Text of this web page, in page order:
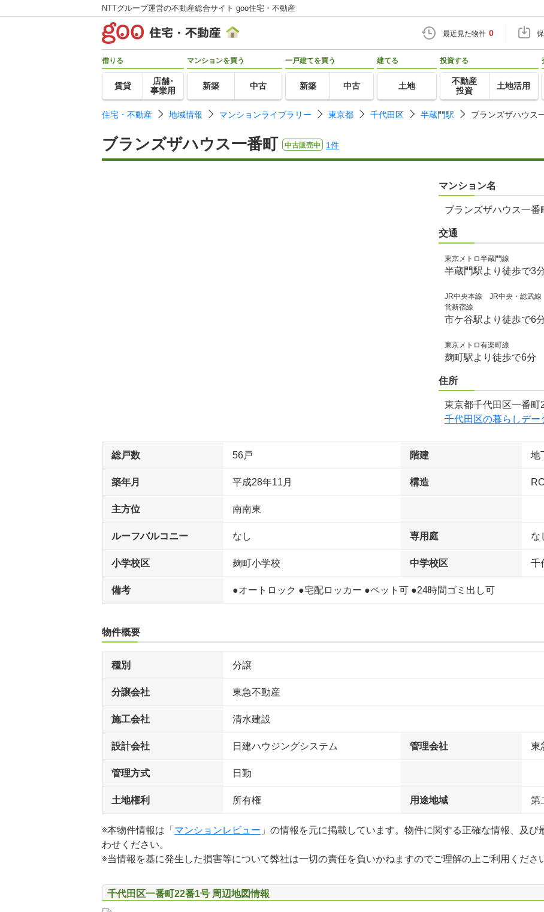
NTTグループ運営の不動産総合サイト goo住宅・不動産
最近見た物件 0
借りる
賃貸
店舗･
事業用
マンションを買う
新築 中古
一戸建てを買う
新築 中古
建てる
土地
投資する
不動産
投資
土地活用
住宅・不動産 地域情報 マンションライブラリー 東京都 千代田区 半蔵門駅 ブランズザハウス
ブランズザハウス一番町 中古販売中 1件
マンション名
ブランズザハウス一番
交通
東京メトロ半蔵門線
半蔵門駅より徒歩で3
JR中央本線 JR中央・総武
営新宿線
市ケ谷駅より徒歩で6
東京メトロ有楽町線
麹町駅より徒歩で6分
住所
東京都千代田区一番町
千代田区の暮らしデー
総戸数 56戸 階建 地
築年月 平成28年11月 構造
主方位 南南東
ルーフバルコニー なし 専用庭 な
小学校区 麹町小学校 中学校区 千
備考 ●オートロック ●宅配ロッカー ●ペット可 ●24時間ゴミ出し可
物件概要
種別 分譲
分譲会社 東急不動産
施工会社 清水建設
設計会社 日建ハウジングシステム 管理会社 東
管理方式 日勤
土地権利 所有権 用途地域 第
※本物件情報は「 マンションレビュー 」の情報を元に掲載しています。物件に関する正確な情報、及
わせください。
※当情報を基に発生した損害等について弊社は一切の責任を負いかねますのでご理解の上ご利用くださ
千代田区一番町22番1号 周辺地図情報